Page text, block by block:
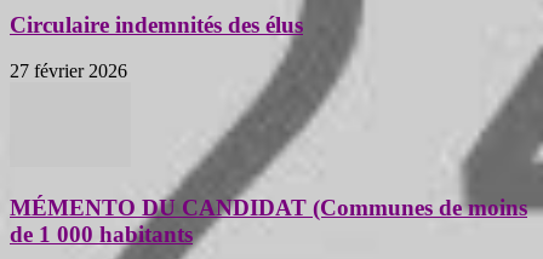
Circulaire indemnités des élus
27 février 2026
MÉMENTO DU CANDIDAT (Communes de moins
de 1 000 habitants